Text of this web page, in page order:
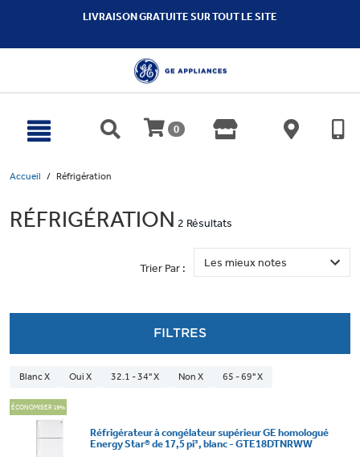
LIVRAISON GRATUITE SUR TOUT LE SITE
0
Accueil Réfrigération
RÉFRIGÉRATION 2 Résultats
Trier Par :
FILTRES
Blanc X Oui X 32.1 - 34" X Non X 65 - 69" X
ÉCONOMISER 19%
Réfrigérateur à congélateur supérieur GE homologué
Energy Star® de 17,5 pi³, blanc - GTE18DTNRWW